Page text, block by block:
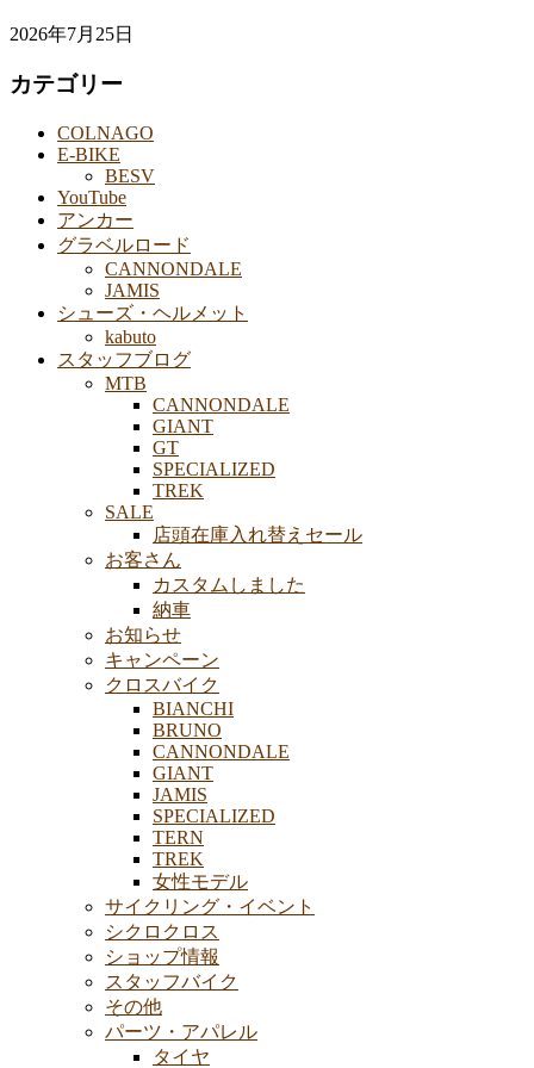
2026年7月25日
カテゴリー
COLNAGO
E-BIKE
BESV
YouTube
アンカー
グラベルロード
CANNONDALE
JAMIS
シューズ・ヘルメット
kabuto
スタッフブログ
MTB
CANNONDALE
GIANT
GT
SPECIALIZED
TREK
SALE
店頭在庫入れ替えセール
お客さん
カスタムしました
納車
お知らせ
キャンペーン
クロスバイク
BIANCHI
BRUNO
CANNONDALE
GIANT
JAMIS
SPECIALIZED
TERN
TREK
女性モデル
サイクリング・イベント
シクロクロス
ショップ情報
スタッフバイク
その他
パーツ・アパレル
タイヤ